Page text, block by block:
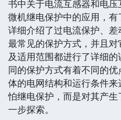
书中关于电流互感器和电
微机继电保护中的应用，
详细介绍了过电流保护、
最常见的保护方式，并且
及适用范围都进行了详细
同的保护方式有着不同的
体的电网结构和运行条件
怕继电保护，而是对其产
一步探索。